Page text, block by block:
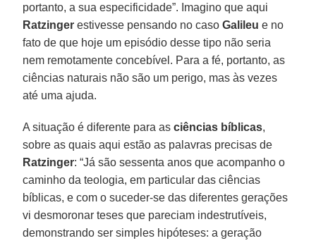
portanto, a sua especificidade”. Imagino que aqui
Ratzinger estivesse pensando no casoGalileu e no
fato de que hoje um episódio desse tipo não seria
nem remotamente concebível. Para a fé, portanto, as
ciências naturais não são um perigo, mas às vezes
até uma ajuda.
A situação é diferente para asciências bíblicas,
sobre as quais aqui estão as palavras precisas de
Ratzinger: “Já são sessenta anos que acompanho o
caminho da teologia, em particular das ciências
bíblicas, e com o suceder-se das diferentes gerações
vi desmoronar teses que pareciam indestrutíveis,
demonstrando ser simples hipóteses: a geração